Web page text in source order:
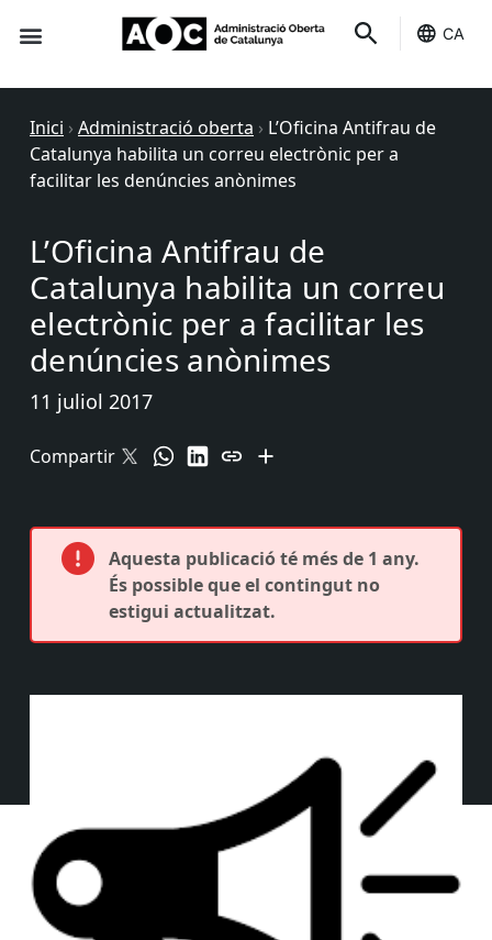
CA
Inici › Administració oberta › L’Oficina Antifrau de
Catalunya habilita un correu electrònic per a
facilitar les denúncies anònimes
L’Oficina Antifrau de
Catalunya habilita un correu
electrònic per a facilitar les
denúncies anònimes
11 juliol 2017
Compartir
Aquesta publicació té més de 1 any.
És possible que el contingut no
estigui actualitzat.